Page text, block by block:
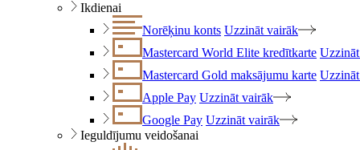
Ikdienai
Norēķinu konts Uzzināt vairāk
Mastercard World Elite kredītkarte
Mastercard Gold maksājumu karte
Apple Pay Uzzināt vairāk
Google Pay Uzzināt vairāk
Ieguldījumu veidošanai